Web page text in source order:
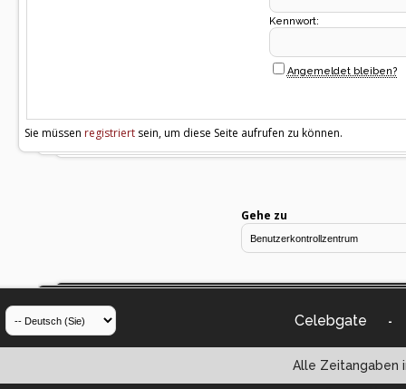
Kennwort:
Angemeldet bleiben?
Sie müssen registriert sein, um diese Seite aufrufen zu können.
Gehe zu
Celebgate -
Alle Zeitangaben